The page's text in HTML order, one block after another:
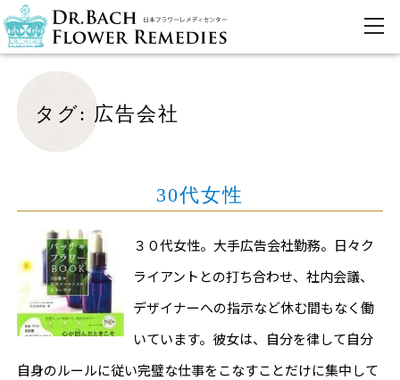
タグ: 広告会社
30代女性
３０代女性。大手広告会社勤務。日々ク
ライアントとの打ち合わせ、社内会議、
デザイナーへの指示など休む間もなく働
いています。彼女は、自分を律して自分
自身のルールに従い完璧な仕事をこなすことだけに集中して